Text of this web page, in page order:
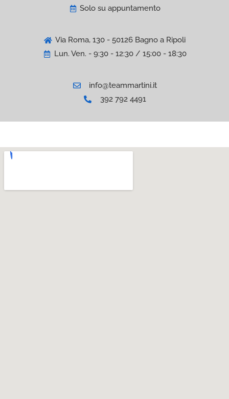
Solo su appuntamento
Via Roma, 130 - 50126 Bagno a Ripoli
Lun. Ven. - 9:30 - 12:30 / 15:00 - 18:30
info@teammartini.it
392 792 4491